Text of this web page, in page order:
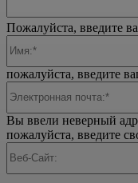
Пожалуйста, введите
пожалуйста, введите
Вы ввели неверный
пожалуйста, введите